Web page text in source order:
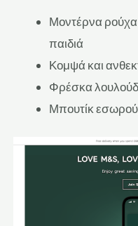
Μοντέρνα ρούχα
παιδιά
Κομψά και
Φρέσκα
Μπουτίκ